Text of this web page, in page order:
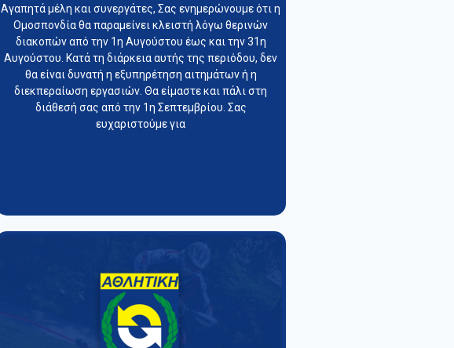
Αγαπητά μέλη και συνεργάτες, Σας ενημερώνουμε ότι η
Ομοσπονδία θα παραμείνει κλειστή λόγω θερινών
διακοπών από την 1η Αυγούστου έως και την 31η
Αυγούστου. Κατά τη διάρκεια αυτής της περιόδου, δεν
θα είναι δυνατή η εξυπηρέτηση αιτημάτων ή η
διεκπεραίωση εργασιών. Θα είμαστε και πάλι στη
διάθεσή σας από την 1η Σεπτεμβρίου. Σας
ευχαριστούμε για